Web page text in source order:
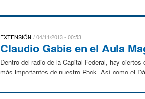
EXTENSIÓN 04/11/2013 - 00:53
Claudio Gabis en el Aula
Dentro del radio de la Capital Federal, hay
más importantes de nuestro Rock. Así como el